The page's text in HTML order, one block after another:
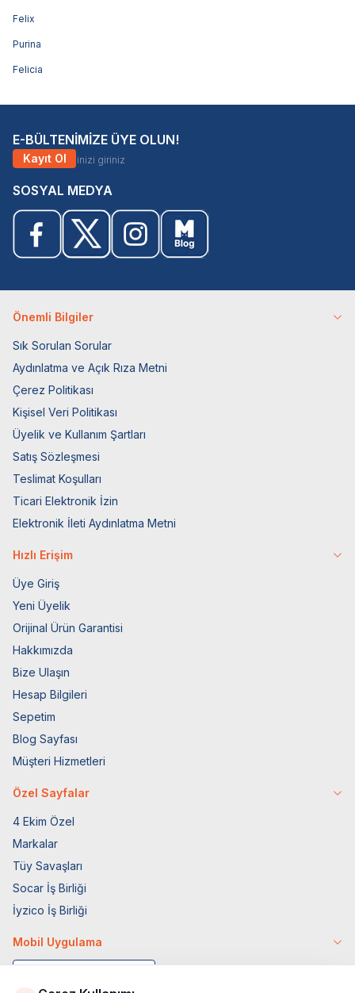
Felix
Purina
Felicia
E-BÜLTENİMİZE ÜYE OLUN!
Kayıt Ol
SOSYAL MEDYA
Önemli Bilgiler
Sık Sorulan Sorular
Aydınlatma ve Açık Rıza Metni
Çerez Politikası
Kişisel Veri Politikası
Üyelik ve Kullanım Şartları
Satış Sözleşmesi
Teslimat Koşulları
Ticari Elektronik İzin
Elektronik İleti Aydınlatma Metni
Hızlı Erişim
Üye Giriş
Yeni Üyelik
Orijinal Ürün Garantisi
Hakkımızda
Bize Ulaşın
Hesap Bilgileri
Sepetim
Blog Sayfası
Müşteri Hizmetleri
Özel Sayfalar
4 Ekim Özel
Markalar
Tüy Savaşları
Socar İş Birliği
İyzico İş Birliği
Mobil Uygulama